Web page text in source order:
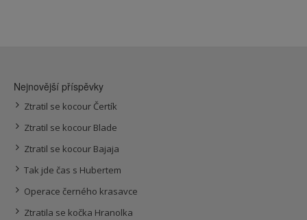
Nejnovější příspěvky
Ztratil se kocour Čertík
Ztratil se kocour Blade
Ztratil se kocour Bajaja
Tak jde čas s Hubertem
Operace černého krasavce
Ztratila se kočka Hranolka